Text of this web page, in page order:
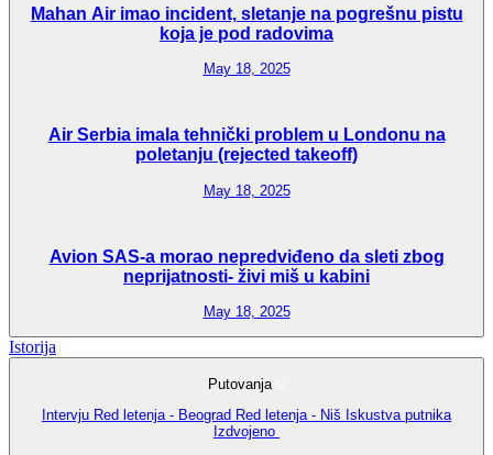
Mahan Air imao incident, sletanje na pogrešnu pistu
koja je pod radovima
May 18, 2025
Air Serbia imala tehnički problem u Londonu na
poletanju (rejected takeoff)
May 18, 2025
Avion SAS-a morao nepredviđeno da sleti zbog
neprijatnosti- živi miš u kabini
May 18, 2025
Istorija
Putovanja
Intervju Red letenja - Beograd Red letenja - Niš Iskustva putnika
Izdvojeno